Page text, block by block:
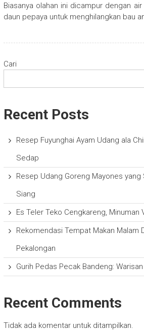
Biasanya olahan ini dicampur dengan
daun pepaya untuk menghilangkan bau
Cari
Recent Posts
Resep Fuyunghai Ayam Udang ala
Sedap
Resep Udang Goreng Mayones yang
Siang
Es Teler Teko Cengkareng, Minuman
Rekomendasi Tempat Makan Malam
Pekalongan
Gurih Pedas Pecak Bandeng:
Recent Comments
Tidak ada komentar untuk ditampilkan.